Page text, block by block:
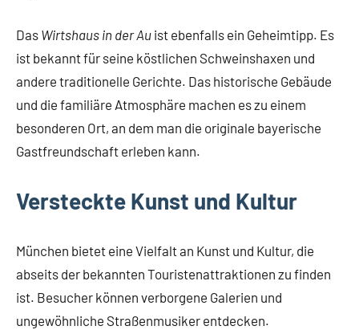
Das Wirtshaus in der Au ist ebenfalls ein Geheimtipp. Es
ist bekannt für seine köstlichen Schweinshaxen und
andere traditionelle Gerichte. Das historische Gebäude
und die familiäre Atmosphäre machen es zu einem
besonderen Ort, an dem man die originale bayerische
Gastfreundschaft erleben kann.
Versteckte Kunst und Kultur
München bietet eine Vielfalt an Kunst und Kultur, die
abseits der bekannten Touristenattraktionen zu finden
ist. Besucher können verborgene Galerien und
ungewöhnliche Straßenmusiker entdecken.